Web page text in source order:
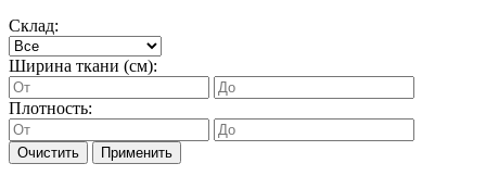
Склад:
Ширина ткани (см):
Плотность:
Очистить Применить